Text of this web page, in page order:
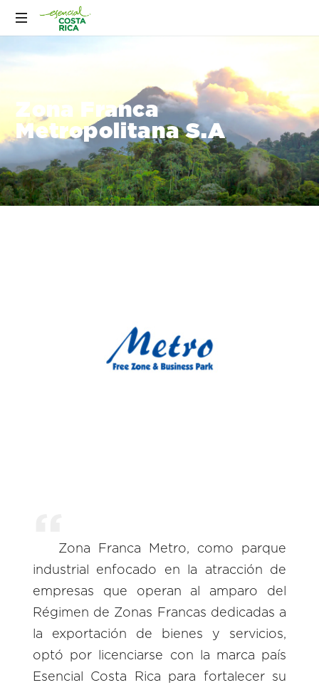
Zona Franca
Metropolitana S.A
Zona Franca Metro, como parque
industrial enfocado en la atracción de
empresas que operan al amparo del
Régimen de Zonas Francas dedicadas a
la exportación de bienes y servicios,
optó por licenciarse con la marca país
Esencial Costa Rica para fortalecer su